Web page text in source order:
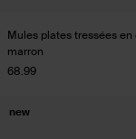
Mules plates tressées en
marron
68.99
new